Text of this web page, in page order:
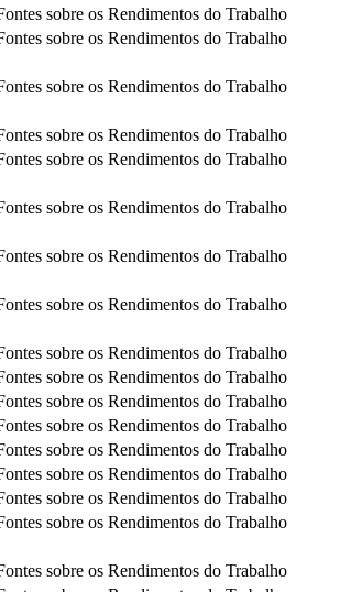
sobre os Rendimentos do Trabalho
sobre os Rendimentos do Trabalho
sobre os Rendimentos do Trabalho
sobre os Rendimentos do Trabalho
sobre os Rendimentos do Trabalho
sobre os Rendimentos do Trabalho
sobre os Rendimentos do Trabalho
sobre os Rendimentos do Trabalho
sobre os Rendimentos do Trabalho
sobre os Rendimentos do Trabalho
sobre os Rendimentos do Trabalho
sobre os Rendimentos do Trabalho
sobre os Rendimentos do Trabalho
sobre os Rendimentos do Trabalho
sobre os Rendimentos do Trabalho
sobre os Rendimentos do Trabalho
sobre os Rendimentos do Trabalho